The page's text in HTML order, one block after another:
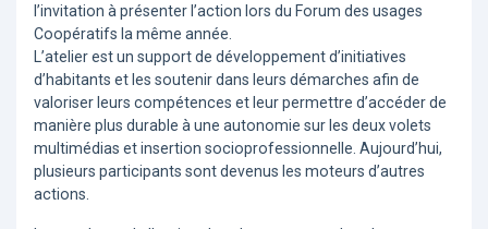
l’invitation à présenter l’action lors du Forum des usages
Coopératifs la même année.
L’atelier est un support de développement d’initiatives
d’habitants et les soutenir dans leurs démarches afin de
valoriser leurs compétences et leur permettre d’accéder de
manière plus durable à une autonomie sur les deux volets
multimédias et insertion socioprofessionnelle. Aujourd’hui,
plusieurs participants sont devenus les moteurs d’autres
actions.